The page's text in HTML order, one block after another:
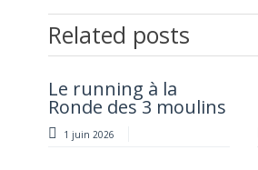
Related posts
Le running à la
Ronde des 3 moulins
1 juin 2026
Meeting benjamins
minimes
1 juin 2026